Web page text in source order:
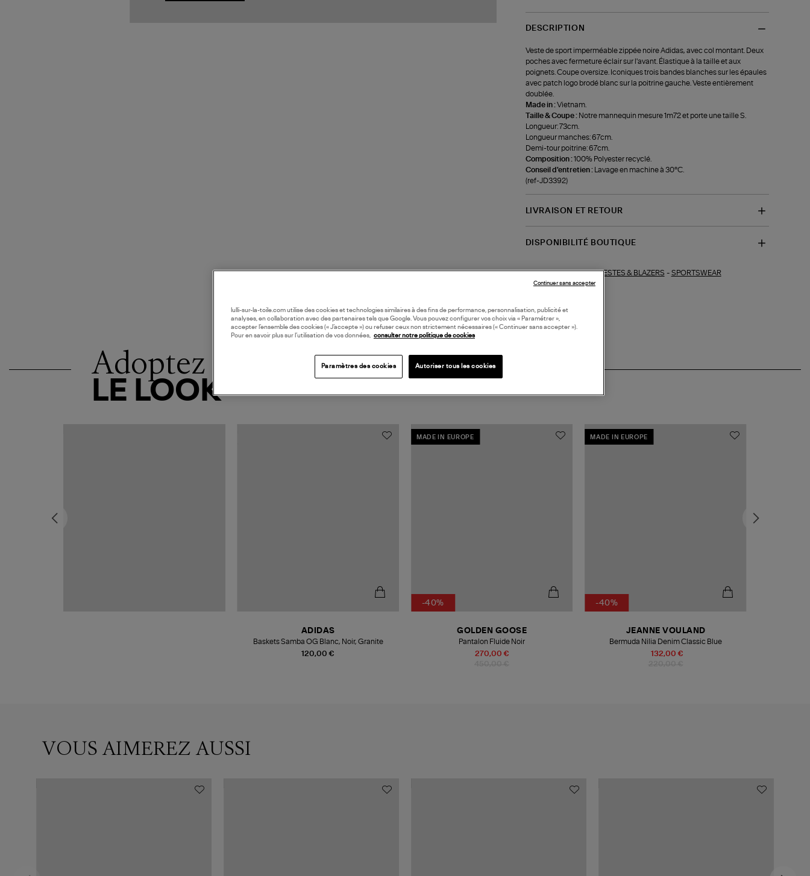
DESCRIPTION
Veste de sport imperméable zippée noire Adidas, avec col montant. Deux
poches avec fermeture éclair sur l'avant. Élastique à la taille et aux
poignets. Coupe oversize. Iconiques trois bandes blanches sur les épaules
avec patch logo brodé blanc sur la poitrine gauche. Veste entièrement
doublée.
Made in :Vietnam.
Taille & Coupe : Notre mannequin mesure 1m72 et porte une taille S.
Longueur: 73cm.
Longueur manches: 67cm.
Demi-tour poitrine: 67cm.
Composition :100% Polyester recyclé.
Conseil d'entretien :
Lavage en machine à 30°C.
(ref-JD3392)
LIVRAISON ET RETOUR
DISPONIBILITÉ BOUTIQUE
Collections similaires :VESTES & BLAZERS - SPORTSWEAR
Adoptez
LE LOOK
120,00 €
ADIDAS
Baskets Samba OG Blanc, Noir, Granite
MADE IN EUROPE
-40%
270,00 €
GOLDEN GOOSE
Pantalon Fluide Noir
MADE IN EUROPE
-40%
132,00 €
JEANNE VOULAND
Bermuda Nilia Denim Classic Blue
VOUS AIMEREZ AUSSI
lulli-sur-la-toile.com utilise des cookies et technologies similaires à des fins de performance, personnalisation, publicité et
analyses, en collaboration avec des partenaires tels que Google. Vous pouvez configurer vos choix via « Paramétrer »,
accepter l’ensemble des cookies (« J’accepte ») ou refuser ceux non strictement nécessaires (« Continuer sans accepter »).
Pour en savoir plus sur l’utilisation de vos données, consulter notre politique de cookies
Paramètres des cookies Autoriser tous les cookies
Continuer sans accepter